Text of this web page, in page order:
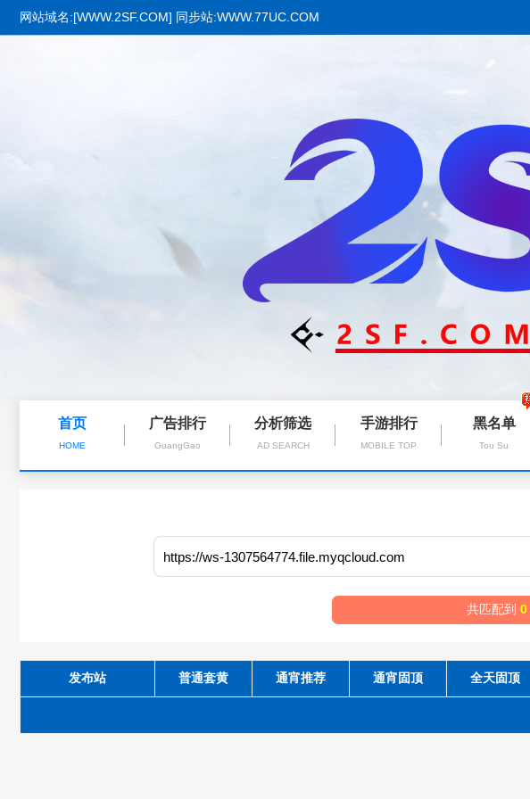
网站域名:[WWW.2SF.COM] 同步站:WWW.77UC.COM
首页
HOME
广告排行
GuangGao
分析筛选
AD SEARCH
手游排行
MOBILE TOP
黑名单
Tou Su
共匹配到 0
发布站 普通套黄 通宵推荐 通宵固顶 全天固顶